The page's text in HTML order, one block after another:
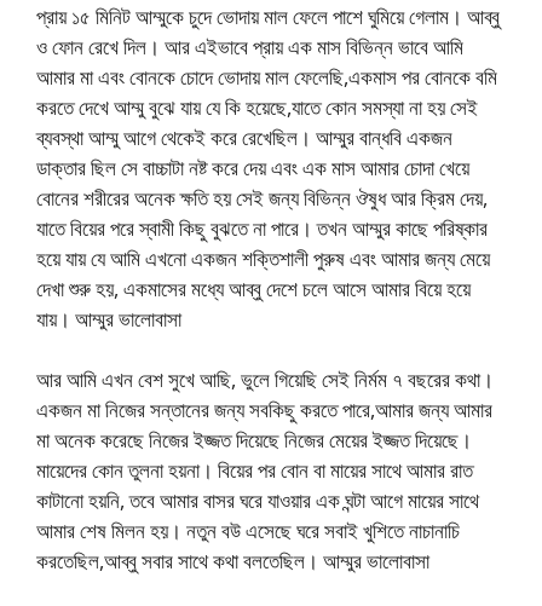
প্রায় ১৫ মিনিট আম্মুকে চুদে ভোদায় মাল ফেলে পাশে ঘুমিয়ে গেলাম। আব্বু
ও ফোন রেখে দিল। আর এইভাবে প্রায় এক মাস বিভিন্ন ভাবে আমি
আমার মা এবং বোনকে চোদে ভোদায় মাল ফেলেছি,একমাস পর বোনকে বমি
করতে দেখে আম্মু বুঝে যায় যে কি হয়েছে,যাতে কোন সমস্যা না হয় সেই
ব্যবস্থা আম্মু আগে থেকেই করে রেখেছিল। আম্মুর বান্ধবি একজন
ডাক্তার ছিল সে বাচ্চাটা নষ্ট করে দেয় এবং এক মাস আমার চোদা খেয়ে
বোনের শরীরের অনেক ক্ষতি হয় সেই জন্য বিভিন্ন ঔষুধ আর ক্রিম দেয়,
যাতে বিয়ের পরে স্বামী কিছু বুঝতে না পারে। তখন আম্মুর কাছে পরিষ্কার
হয়ে যায় যে আমি এখনো একজন শক্তিশালী পুরুষ এবং আমার জন্য মেয়ে
দেখা শুরু হয়, একমাসের মধ্যে আব্বু দেশে চলে আসে আমার বিয়ে হয়ে
যায়। ​​আম্মুর ভালোবাসা
আর আমি এখন বেশ সুখে আছি, ভুলে গিয়েছি সেই নির্মম ৭ বছরের কথা।
একজন মা নিজের সন্তানের জন্য সবকিছু করতে পারে,আমার জন্য আমার
মা অনেক করেছে নিজের ইজ্জত দিয়েছে নিজের মেয়ের ইজ্জত দিয়েছে।
মায়েদের কোন তুলনা হয়না। বিয়ের পর বোন বা মায়ের সাথে আমার রাত
কাটানো হয়নি, তবে আমার বাসর ঘরে যাওয়ার এক ঘন্টা আগে মায়ের সাথে
আমার শেষ মিলন হয়। নতুন বউ এসেছে ঘরে সবাই খুশিতে নাচানাচি
করতেছিল,আব্বু সবার সাথে কথা বলতেছিল। ​​আম্মুর ভালোবাসা